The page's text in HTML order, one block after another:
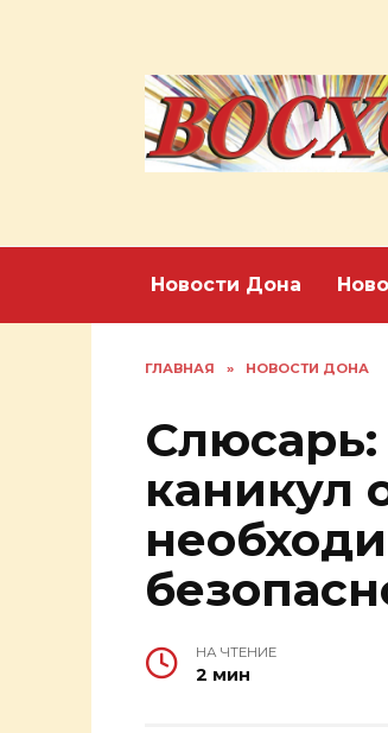
Новости Дона
ГЛАВНАЯ » НОВОСТИ ДОНА
каникул
НА ЧТЕНИЕ
2 мин